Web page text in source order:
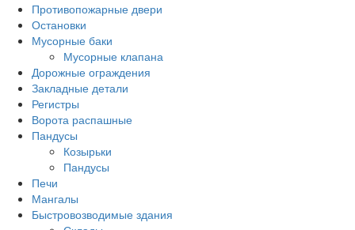
Противопожарные двери
Остановки
Мусорные баки
Мусорные клапана
Дорожные ограждения
Закладные детали
Регистры
Ворота распашные
Пандусы
Козырьки
Пандусы
Печи
Мангалы
Быстровозводимые здания